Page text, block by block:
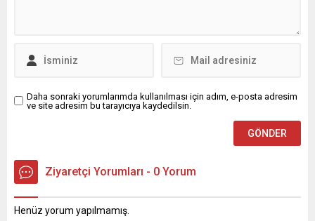
Daha sonraki yorumlarımda kullanılması için adım, e-posta adresim
ve site adresim bu tarayıcıya kaydedilsin.
Ziyaretçi Yorumları - 0 Yorum
Henüz yorum yapılmamış.